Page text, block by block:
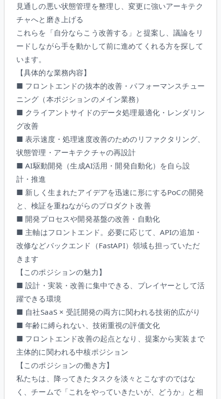
見通しの悪い状態管理を整理し、変更に強いアーキテク
チャへと磨き上げる
これらを「自分ならこう改善する」と提案し、議論をリ
ードしながら手を動かして前に進めてくれる方を探して
います。
【具体的な業務内容】
■ フロントエンドの抜本的改善・パフォーマンスチュー
ニング（本ポジションのメイン業務）
■ クライアントサイドのデータ処理最適化・レンダリン
グ改善
■ 表示速度・処理速度改善のためのリファクタリング、
状態管理・アーキテクチャの再設計
■ AI駆動開発（生成AI活用・開発自動化）を自ら設
計・推進
■ 新しく生まれたアイデアを迅速に形にするPoCの開発
と、検証を重ねながらのプロダクト改善
■ 開発プロセスや開発基盤の改善・自動化
■ 主軸はフロントエンド。必要に応じて、APIの追加・
改修などバックエンド（FastAPI）領域も担っていただ
きます
【このポジションの魅力】
■ 設計・実装・改善に集中できる、プレイヤーとして活
躍できる環境
■ 自社SaaS × 受託開発の両方に関われる技術的広がり
■ 年齢に縛られない、技術重視の評価文化
■ フロントエンド改善の起点となり、提案から実装まで
主体的に関われる中核ポジション
【このポジションの働き方】
私たちは、降ってきたタスクを淡々とこなすのではな
く、チームで「これをやっていきたいが、どうか」と相